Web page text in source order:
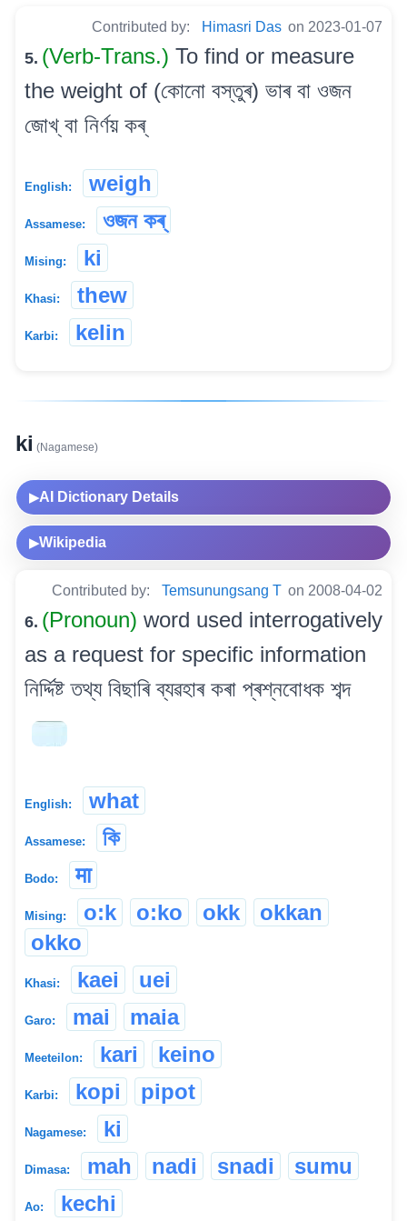
Contributed by: Himasri Das on 2023-01-07
5. (Verb-Trans.) To find or measure
the weight of (কোনো বস্তুৰ) ভাৰ বা ওজন
জোখ্ বা নিৰ্ণয় কৰ্
English: weigh
Assamese: ওজন কৰ্
Mising: ki
Khasi: thew
Karbi: kelin
ki (Nagamese)
▶AI Dictionary Details
▶Wikipedia
Contributed by: Temsunungsang T on 2008-04-02
6. (Pronoun) word used interrogatively
as a request for specific information
নিৰ্দ্দিষ্ট তথ্য বিছাৰি ব্যৱহাৰ কৰা প্ৰশ্নবোধক শব্দ
English: what
Assamese: কি
Bodo: मा
Mising: o:k o:ko okk
okkan
okko
Khasi: kaei uei
Garo: mai maia
Meeteilon: kari keino
Karbi: kopi pipot
Nagamese: ki
Dimasa: mah nadi snadi sumu
Ao: kechi